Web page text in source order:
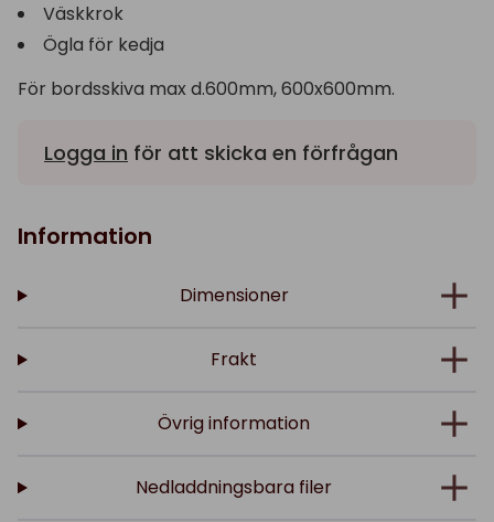
Väskkrok
Ögla för kedja
För bordsskiva max d.600mm, 600x600mm.
Logga in för att skicka en förfrågan
Information
Dimensioner
Frakt
Övrig information
Nedladdningsbara filer